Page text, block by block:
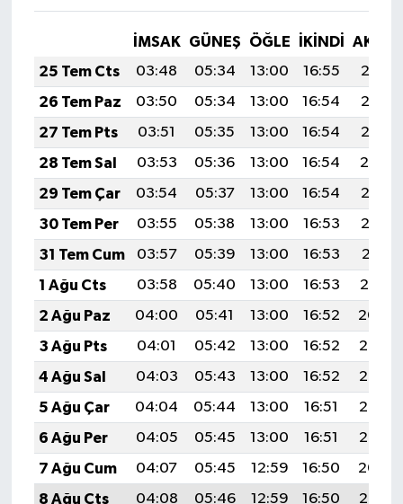
İMSAK GÜNEŞ ÖĞLE İKINDI
25 Tem Cts
03:48 05:34 13:00 16:55
20:17
26 Tem Paz
03:50 05:34 13:00 16:54
20:16
27 Tem Pts
03:51 05:35 13:00 16:54
20:15
28 Tem Sal
03:53 05:36 13:00 16:54
20:14
29 Tem Çar
03:54 05:37 13:00 16:54
20:13
30 Tem Per
03:55 05:38 13:00 16:53
20:12
31 Tem Cum
03:57 05:39 13:00 16:53
20:11
1 Ağu Cts
03:58 05:40 13:00 16:53
20:10
2 Ağu Paz
04:00 05:41 13:00 16:52
20:09
3 Ağu Pts
04:01 05:42 13:00 16:52
20:08
4 Ağu Sal
04:03 05:43 13:00 16:52
20:07
5 Ağu Çar
04:04 05:44 13:00 16:51
20:06
6 Ağu Per
04:05 05:45 13:00 16:51
20:05
7 Ağu Cum
04:07 05:45 12:59 16:50
20:04
8 Ağu Cts
04:08 05:46 12:59 16:50
20:02